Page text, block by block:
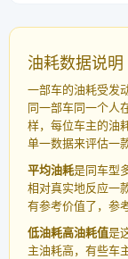
油耗数据说明
一部车的油耗受发
同一部车同一个人
样，每位车主的油
单一数据来评估一
平均油耗是同车型
相对真实地反应一
有参考价值了，参
低油耗高油耗值是
主油耗高，有些车